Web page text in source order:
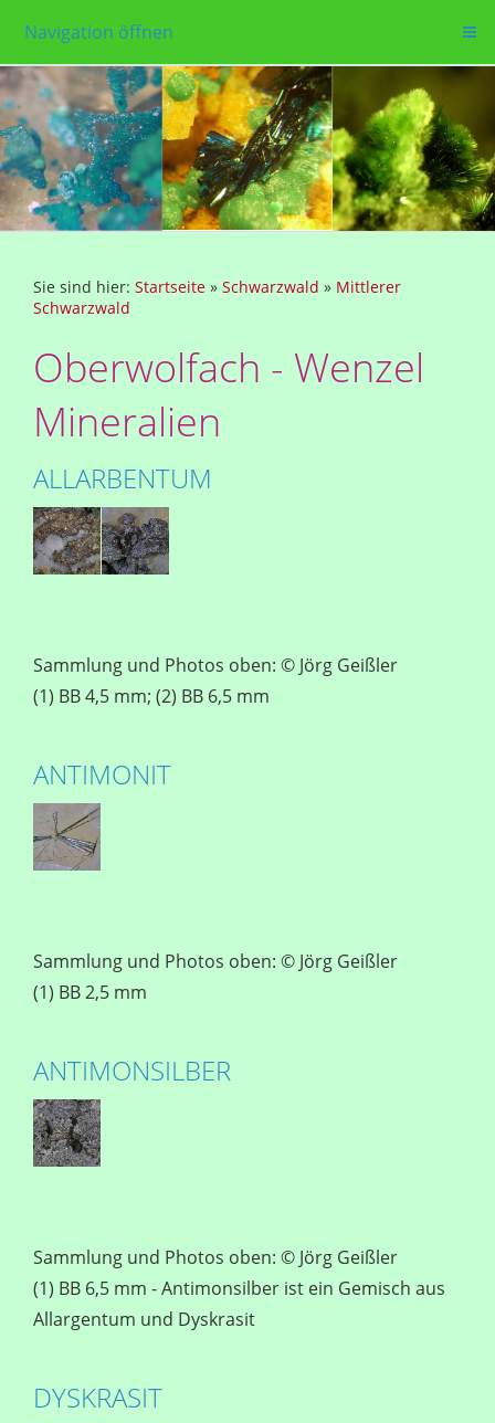
Navigation öffnen
Sie sind hier: Startseite » Schwarzwald » Mittlerer
Schwarzwald
Oberwolfach - Wenzel
Mineralien
ALLARBENTUM
Sammlung und Photos oben: © Jörg Geißler
(1) BB 4,5 mm; (2) BB 6,5 mm
ANTIMONIT
Sammlung und Photos oben: © Jörg Geißler
(1) BB 2,5 mm
ANTIMONSILBER
Sammlung und Photos oben: © Jörg Geißler
(1) BB 6,5 mm - Antimonsilber ist ein Gemisch aus
Allargentum und Dyskrasit
DYSKRASIT